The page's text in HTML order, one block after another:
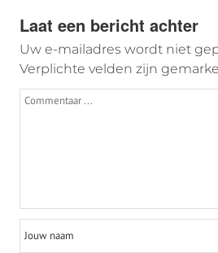
Laat een bericht achter
Uw e-mailadres wordt niet
Verplichte velden zijn